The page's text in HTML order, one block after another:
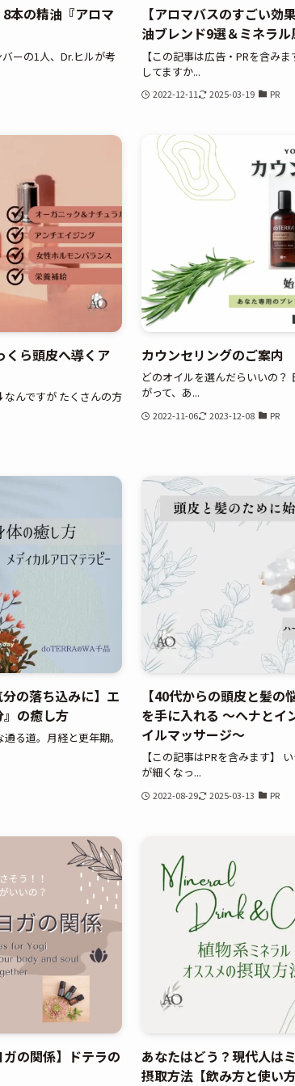
本の精油『アロマ
ーの1人、Dr.ヒルが考
【アロマバスのすごい効
油ブレンド9選＆ミネラル
【この記事は広告・PRを含み
してますか...
2022-12-11 2025-03-19 PR
くら頭皮へ導くア
んですが たくさんの方
カウンセリングのご案内
どのオイルを選んだらいいの
がって、あ...
2022-11-06 2023-12-08 PR
の落ち込みに】エ
の癒し方
る道。月経と更年期。
【40代からの頭皮と髪
を手に入れる 〜ヘナとイ
イルマッサージ〜
【この記事はPRを含みます】
が細くなっ...
2022-08-29 2025-03-13 PR
の関係】ドテラの
あなたはどう？現代人は
摂取方法【飲み方と使い